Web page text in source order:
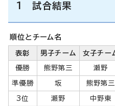
1 試合結果
順位とチーム名
表彰 男子チーム 女子チー
優勝 熊野第三 瀬野
準優勝 坂 熊野第三
3位 瀬野 中野東